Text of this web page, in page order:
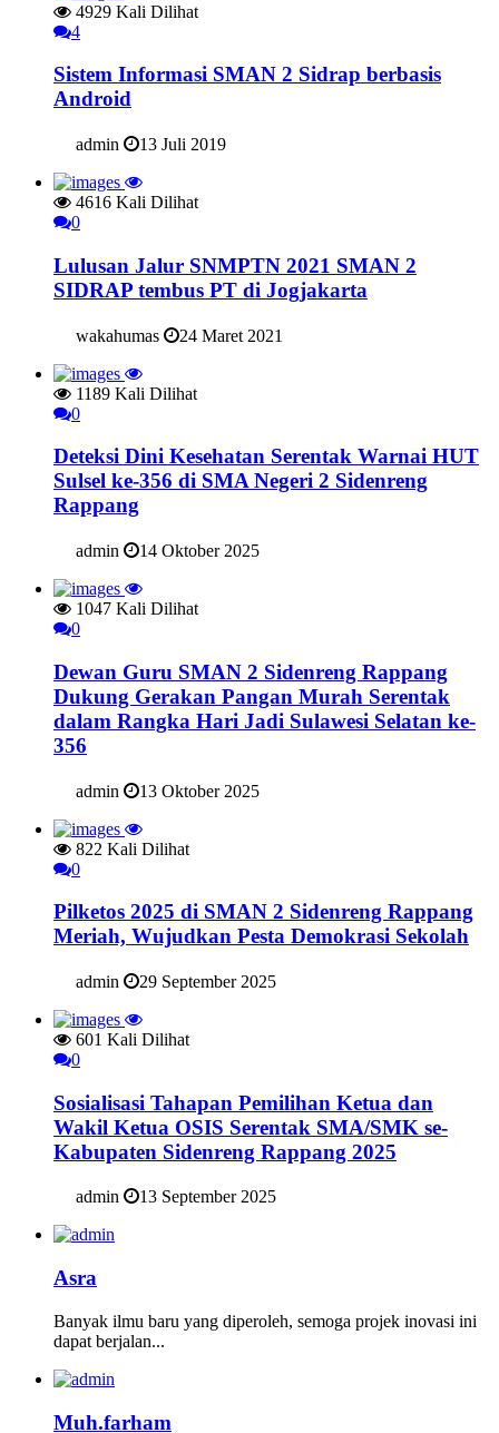
4929 Kali Dilihat
4
Sistem Informasi SMAN 2 Sidrap berbasis
Android
admin 13 Juli 2019
4616 Kali Dilihat
0
Lulusan Jalur SNMPTN 2021 SMAN 2
SIDRAP tembus PT di Jogjakarta
wakahumas 24 Maret 2021
1189 Kali Dilihat
0
Deteksi Dini Kesehatan Serentak Warnai HUT
Sulsel ke-356 di SMA Negeri 2 Sidenreng
Rappang
admin 14 Oktober 2025
1047 Kali Dilihat
0
Dewan Guru SMAN 2 Sidenreng Rappang
Dukung Gerakan Pangan Murah Serentak
dalam Rangka Hari Jadi Sulawesi Selatan ke-
356
admin 13 Oktober 2025
822 Kali Dilihat
0
Pilketos 2025 di SMAN 2 Sidenreng Rappang
Meriah, Wujudkan Pesta Demokrasi Sekolah
admin 29 September 2025
601 Kali Dilihat
0
Sosialisasi Tahapan Pemilihan Ketua dan
Wakil Ketua OSIS Serentak SMA/SMK se-
Kabupaten Sidenreng Rappang 2025
admin 13 September 2025
Asra
Banyak ilmu baru yang diperoleh, semoga projek inovasi ini
dapat berjalan...
Muh.farham